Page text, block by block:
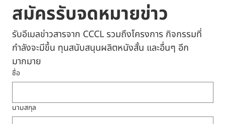
สมัครรับจดหมายข่าว
รับอีเมลข่าวสารจาก CCCL รวมถึงโครงการ กิจกรรมที่
กำลังจะมีขึ้น ทุนสนับสนุนผลิตหนังสั้น และอื่นๆ อีก
มากมาย
ชื่อ
นามสกุล